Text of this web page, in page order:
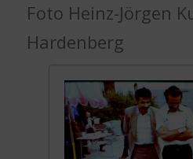
Foto Heinz-Jörgen
Hardenberg